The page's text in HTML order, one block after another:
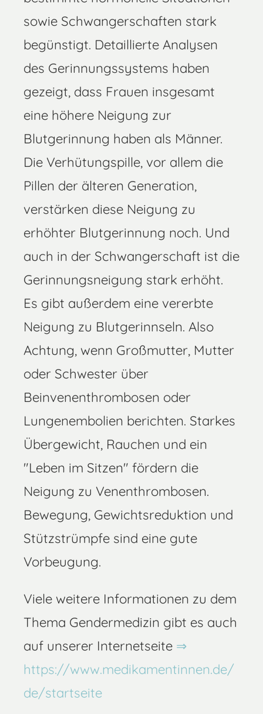
sowie Schwangerschaften stark
begünstigt. Detaillierte Analysen
des Gerinnungssystems haben
gezeigt, dass Frauen insgesamt
eine höhere Neigung zur
Blutgerinnung haben als Männer.
Die Verhütungspille, vor allem die
Pillen der älteren Generation,
verstärken diese Neigung zu
erhöhter Blutgerinnung noch. Und
auch in der Schwangerschaft ist die
Gerinnungsneigung stark erhöht.
Es gibt außerdem eine vererbte
Neigung zu Blutgerinnseln. Also
Achtung, wenn Großmutter, Mutter
oder Schwester über
Beinvenenthrombosen oder
Lungenembolien berichten. Starkes
Übergewicht, Rauchen und ein
"Leben im Sitzen" fördern die
Neigung zu Venenthrombosen.
Bewegung, Gewichtsreduktion und
Stützstrümpfe sind eine gute
Vorbeugung.
Viele weitere Informationen zu dem
Thema Gendermedizin gibt es auch
auf unserer Internetseite
https://www.medikamentinnen.de/
de/startseite